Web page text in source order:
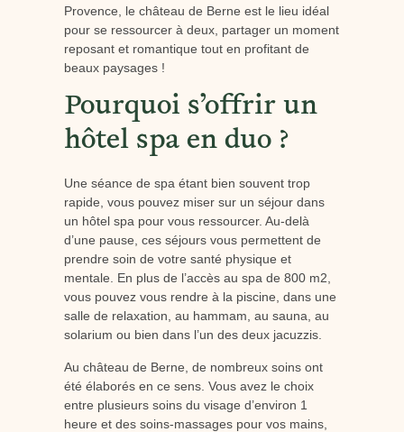
Provence, le château de Berne est le lieu idéal
pour se ressourcer à deux, partager un moment
reposant et romantique tout en profitant de
beaux paysages !
Pourquoi s’offrir un
hôtel spa en duo ?
Une séance de spa étant bien souvent trop
rapide, vous pouvez miser sur un séjour dans
un hôtel spa pour vous ressourcer. Au-delà
d’une pause, ces séjours vous permettent de
prendre soin de votre santé physique et
mentale. En plus de l’accès au spa de 800 m2,
vous pouvez vous rendre à la piscine, dans une
salle de relaxation, au hammam, au sauna, au
solarium ou bien dans l’un des deux jacuzzis.
Au château de Berne, de nombreux soins ont
été élaborés en ce sens. Vous avez le choix
entre plusieurs soins du visage d’environ 1
heure et des soins-massages pour vos mains,